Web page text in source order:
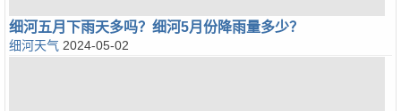
细河五月下雨天多吗？细河5月份降雨量多少？
细河天气 2024-05-02